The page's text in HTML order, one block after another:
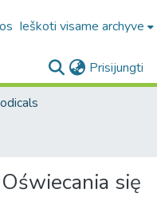
Ieškoti visame archyve
Prisijungti
się